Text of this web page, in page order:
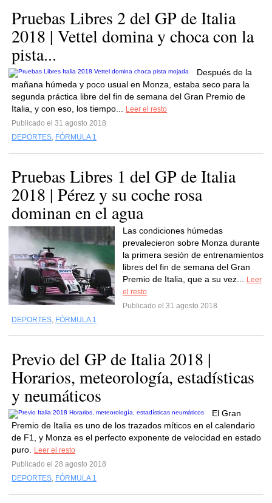
Pruebas Libres 2 del GP de Italia
2018 | Vettel domina y choca con la
pista...
Después de la
mañana húmeda y poco usual en Monza, estaba seco para la
segunda práctica libre del fin de semana del Gran Premio de
Italia, y con eso, los tiempo...
Leer el resto
Publicado el 31 agosto 2018
DEPORTES, FÓRMULA 1
Pruebas Libres 1 del GP de Italia
2018 | Pérez y su coche rosa
dominan en el agua
Las condiciones húmedas
prevalecieron sobre Monza durante
la primera sesión de entrenamientos
libres del fin de semana del Gran
Premio de Italia, que a su vez...
Leer
el resto
Publicado el 31 agosto 2018
DEPORTES, FÓRMULA 1
Previo del GP de Italia 2018 |
Horarios, meteorología, estadísticas
y neumáticos
El Gran
Premio de Italia es uno de los trazados míticos en el calendario
de F1, y Monza es el perfecto exponente de velocidad en estado
puro.
Leer el resto
Publicado el 28 agosto 2018
DEPORTES, FÓRMULA 1